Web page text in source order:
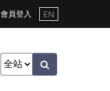
會員登入 EN